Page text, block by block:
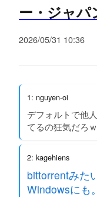
ー・ジャ
2026/05/31 10:36
1: nguyen-oi
デフォルトで他
てるの狂気だろｗ
2: kagehiens
bittorrentみた
Windowsにも。